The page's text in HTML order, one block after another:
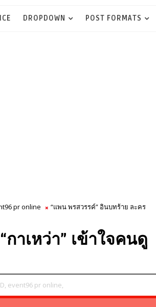
DROPDOWN POST FORMATS
pr online
“แพน พรสวรรค์” อินบทร้าย ละคร
าเหว่า” เข้าใจคนดู
event96 pr online,